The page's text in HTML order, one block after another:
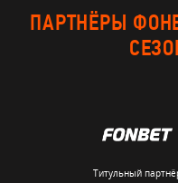
ПАРТНЁРЫ
Титульный